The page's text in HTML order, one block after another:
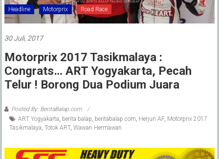
Headline Motorprix Road Race
30 Juli, 2017
Motorprix 2017 Tasikmalaya :
Congrats… ART Yogyakarta, Pecah
Telur ! Borong Dua Podium Juara
Posted By: BeritaBalap.com
ART Yogyakarta, berita balap, beritabalap.com, Herjun AF, Motorprix 2017
Tasikmalaya, Totok ART, Wawan Hermawan